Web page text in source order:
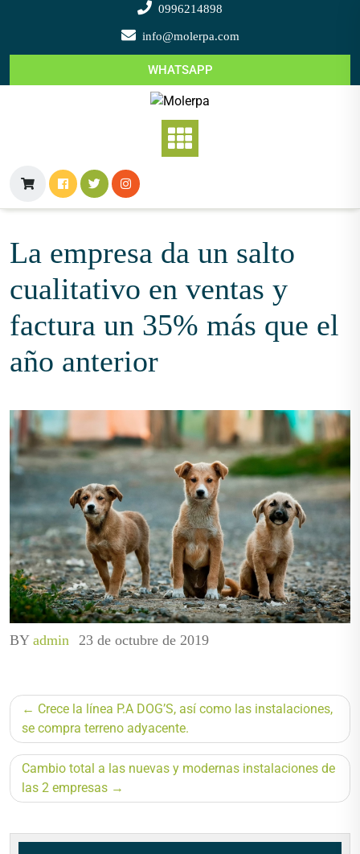
0996214898
info@molerpa.com
WHATSAPP
La empresa da un salto
cualitativo en ventas y
factura un 35% más que el
año anterior
BY admin 23 de octubre de 2019
Navegación
de
entradas
Crece la línea P.A DOG’S, así como las instalaciones,
se compra terreno adyacente.
Cambio total a las nuevas y modernas instalaciones de
las 2 empresas